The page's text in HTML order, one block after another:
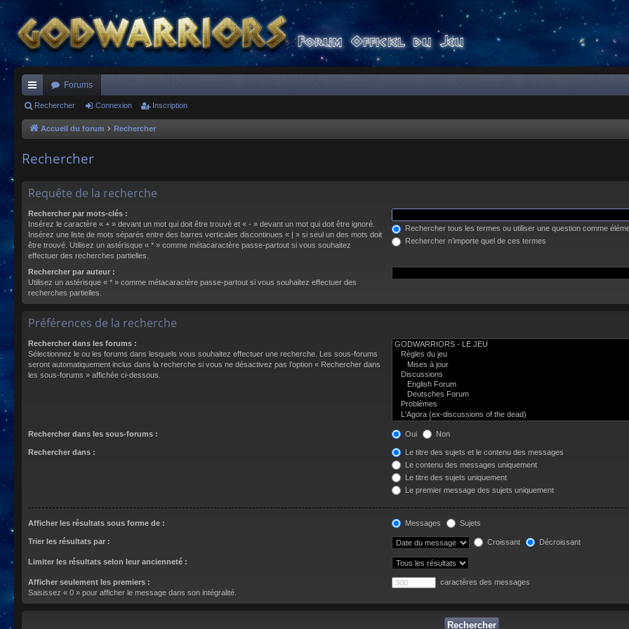
ac
co
s
Forums
Rechercher Connexion Inscription
Accueil du forum Rechercher
Rechercher
Requête de la recherche
Rechercher par mots-clés :
Insérez le caractère « + » devant un mot qui doit être trouvé et « - » devant un mot qui doit être ignoré.
Insérez une liste de mots séparés entre des barres verticales discontinues « | » si seul un des mots doit
être trouvé. Utilisez un astérisque « * » comme métacaractère passe-partout si vous souhaitez
effectuer des recherches partielles.
Rechercher tous les termes ou utiliser une question comme
Rechercher n’importe quel de ces termes
Rechercher par auteur :
Utilisez un astérisque « * » comme métacaractère passe-partout si vous souhaitez effectuer des
recherches partielles.
Préférences de la recherche
Rechercher dans les forums :
Sélectionnez le ou les forums dans lesquels vous souhaitez effectuer une recherche. Les sous-forums
seront automatiquement inclus dans la recherche si vous ne désactivez pas l’option « Rechercher dans
les sous-forums » affichée ci-dessous.
Rechercher dans les sous-forums : Oui Non
Rechercher dans :
Le titre des sujets et le contenu des messages
Le contenu des messages uniquement
Le titre des sujets uniquement
Le premier message des sujets uniquement
Afficher les résultats sous forme de : Messages Sujets
Trier les résultats par : Croissant Décroissant
Limiter les résultats selon leur ancienneté :
Afficher seulement les premiers :
Saisissez « 0 » pour afficher le message dans son intégralité.
caractères des messages